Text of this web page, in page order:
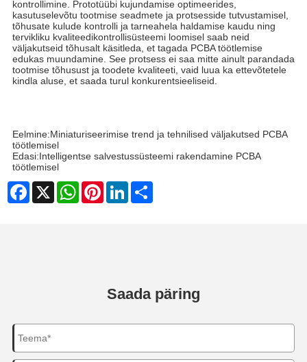
kontrollimine. Prototüübi kujundamise optimeerides,
kasutuselevõtu tootmise seadmete ja protsesside tutvustamisel,
tõhusate kulude kontrolli ja tarneahela haldamise kaudu ning
tervikliku kvaliteedikontrollisüsteemi loomisel saab neid
väljakutseid tõhusalt käsitleda, et tagada PCBA töötlemise
edukas muundamine. See protsess ei saa mitte ainult parandada
tootmise tõhusust ja toodete kvaliteeti, vaid luua ka ettevõtetele
kindla aluse, et saada turul konkurentsieeliseid.
Eelmine:Miniaturiseerimise trend ja tehnilised väljakutsed PCBA
töötlemisel
Edasi:Intelligentse salvestussüsteemi rakendamine PCBA
töötlemisel
Facebook
X WhatsAppPinterestLinkedInShare
Saada päring